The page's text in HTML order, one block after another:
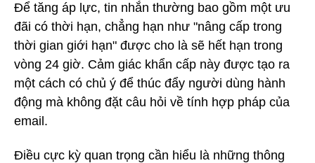
Để tăng áp lực, tin nhắn thường bao gồm một ưu
đãi có thời hạn, chẳng hạn như "nâng cấp trong
thời gian giới hạn" được cho là sẽ hết hạn trong
vòng 24 giờ. Cảm giác khẩn cấp này được tạo ra
một cách có chủ ý để thúc đẩy người dùng hành
động mà không đặt câu hỏi về tính hợp pháp của
email.
Điều cực kỳ quan trọng cần hiểu là những thông